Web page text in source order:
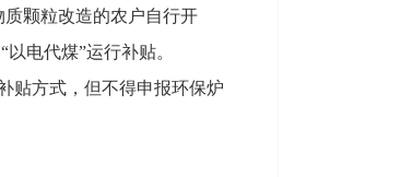
颗粒改造的农户自行开
电代煤”运行补贴。
贴方式，但不得申报环保炉